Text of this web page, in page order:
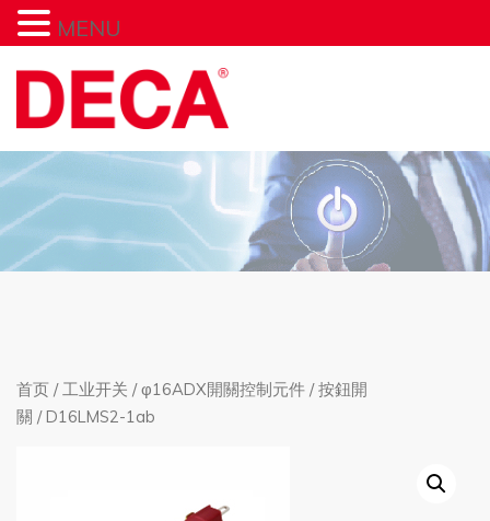
首页 /工业开关 /φ16ADX開關控制元件 /按鈕開
關 / D16LMS2-1ab
MENU